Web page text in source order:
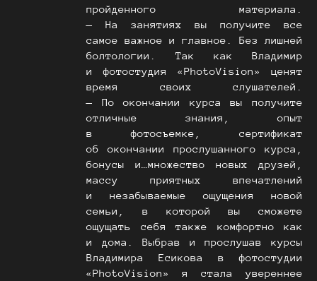
пройденного материала.
— На занятиях вы получите все
самое важное и главное. Без лишней
болтологии. Так как Владимир
и фотостудия «PhotoVision» ценят
время своих слушателей.
— По окончании курса вы получите
отличные знания, опыт
в фотосъемке, сертификат
об окончании прослушанного курса,
бонусы и…множество новых друзей,
массу приятных впечатлений
и незабываемые ощущения новой
семьи, в которой вы сможете
ощущать себя также комфортно как
и дома. Выбрав и прослушав курсы
Владимира Есикова в фотостудии
«PhotoVision» я стала увереннее